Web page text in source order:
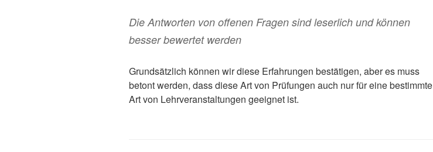
Die Antworten von offenen Fragen sind leserlich und können
besser bewertet werden
Grundsätzlich können wir diese Erfahrungen bestätigen, aber es muss
betont werden, dass diese Art von Prüfungen auch nur für eine bestimmte
Art von Lehrveranstaltungen geeignet ist.